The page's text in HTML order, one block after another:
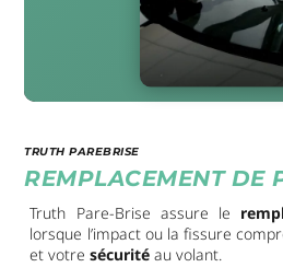
TRUTH PAREBRISE
REMPLACEMENT DE
Truth Pare-Brise assure le
lorsque l’impact ou la fissure
et votresécurité au volant.